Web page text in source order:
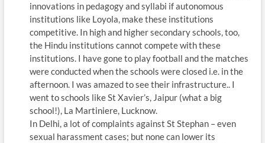
innovations in pedagogy and syllabi if autonomous
institutions like Loyola, make these institutions
competitive. In high and higher secondary schools, too,
the Hindu institutions cannot compete with these
institutions. I have gone to play football and the matches
were conducted when the schools were closed i.e. in the
afternoon. I was amazed to see their infrastructure.. I
went to schools like St Xavier’s, Jaipur (what a big
school!), La Martiniere, Lucknow.
In Delhi, a lot of complaints against St Stephan – even
sexual harassment cases; but none can lower its